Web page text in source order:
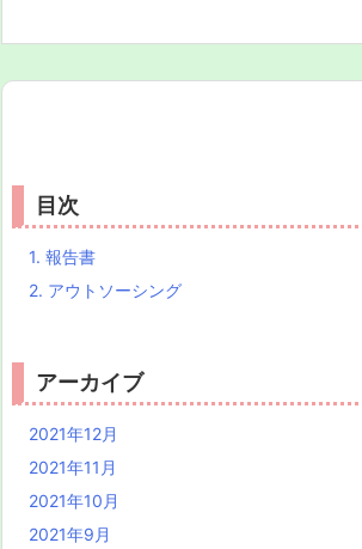
目次
1. 報告書
2. アウトソーシング
アーカイブ
2021年12月
2021年11月
2021年10月
2021年9月